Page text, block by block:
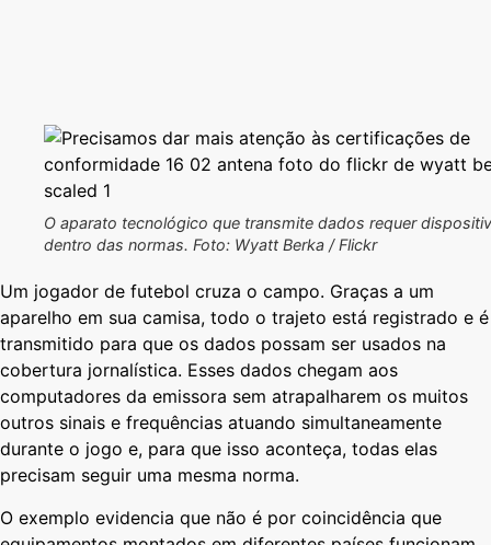
O aparato tecnológico que transmite dados requer
dentro das normas. Foto: Wyatt Berka / Flickr
Um jogador de futebol cruza o campo. Graças a um
aparelho em sua camisa, todo o trajeto está registrado e é
transmitido para que os dados possam ser usados na
cobertura jornalística. Esses dados chegam aos
computadores da emissora sem atrapalharem os muitos
outros sinais e frequências atuando simultaneamente
durante o jogo e, para que isso aconteça, todas elas
precisam seguir uma mesma norma.
O exemplo evidencia que não é por coincidência que